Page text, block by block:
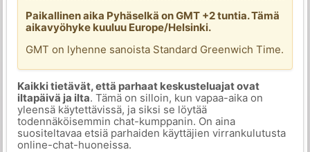
Paikallinen aika Pyhäselkä on GMT +2 tuntia. Tämä
aikavyöhyke kuuluu Europe/Helsinki.
GMT on lyhenne sanoista Standard Greenwich Time.
Kaikki tietävät, että parhaat keskusteluajat ovat
iltapäivä ja ilta. Tämä on silloin, kun vapaa-aika on
yleensä käytettävissä, ja siksi se löytää
todennäköisemmin chat-kumppanin. On aina
suositeltavaa etsiä parhaiden käyttäjien virrankulutusta
online-chat-huoneissa.